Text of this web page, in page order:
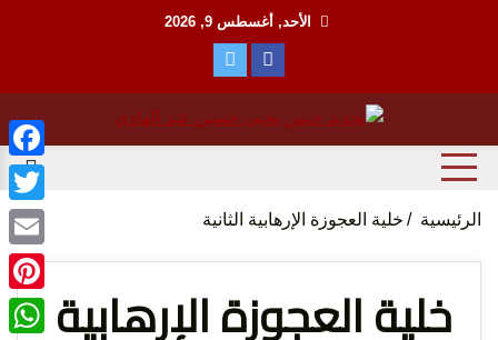
الأحد, أغسطس 9, 2026
منظمة حقوقية مصرية تدافع عن حقوق الانسان
الرئيسية خلية العجوزة الإرهابية الثانية
خلية العجوزة الإرهابية
Email